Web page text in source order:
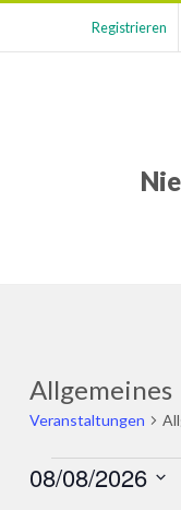
Registrieren
Allgemeines
Veranstaltungen
08/08/2026